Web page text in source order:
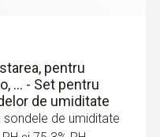
pentru
... - Set pentru
de umiditate
de umiditate